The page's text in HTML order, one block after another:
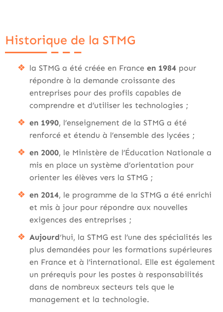
Historique de la STMG
la STMG a été créée en France en 1984 pour
répondre à la demande croissante des
entreprises pour des profils capables de
comprendre et d’utiliser les technologies ;
en 1990, l’enseignement de la STMG a été
renforcé et étendu à l’ensemble des lycées ;
en 2000, le Ministère de l’Éducation Nationale a
mis en place un système d’orientation pour
orienter les élèves vers la STMG ;
en 2014, le programme de la STMG a été enrichi
et mis à jour pour répondre aux nouvelles
exigences des entreprises ;
Aujourd‘hui, la STMG est l’une des spécialités les
plus demandées pour les formations supérieures
en France et à l’international. Elle est également
un prérequis pour les postes à responsabilités
dans de nombreux secteurs tels que le
management et la technologie.